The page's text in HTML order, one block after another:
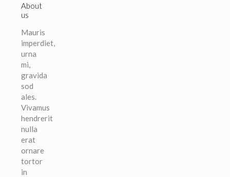
About
us
Mauris
imperdiet,
urna
mi,
gravida
sod
ales.
Vivamus
hendrerit
nulla
erat
ornare
tortor
in